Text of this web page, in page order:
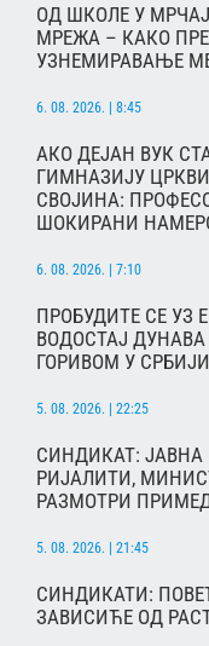
ОД ШКОЛЕ У
МРЕЖА – КАКО
УЗНЕМИРАВАЊЕ
6. 08. 2026. | 8:45
АКО ДЕЈАН ВУК
ГИМНАЗИЈУ
СВОЈИНА:
ШОКИРАНИ
6. 08. 2026. | 7:10
ПРОБУДИТЕ СЕ УЗ
ВОДОСТАЈ
ГОРИВОМ У
5. 08. 2026. | 22:25
СИНДИКАТ:
РИЈАЛИТИ,
РАЗМОТРИ
5. 08. 2026. | 21:45
СИНДИКАТИ:
ЗАВИСИЋЕ ОД